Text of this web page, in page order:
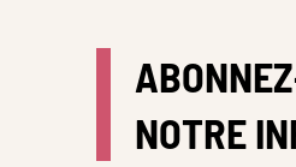
NOTRE